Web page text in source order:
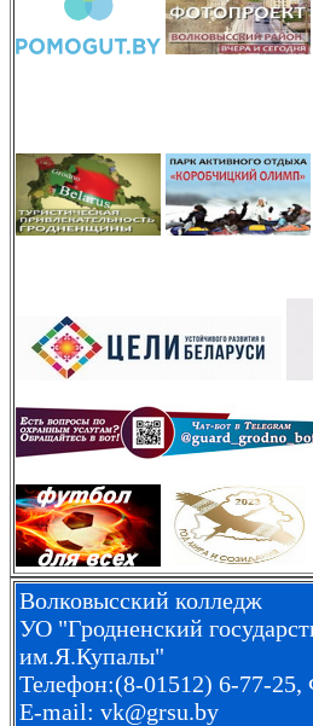
Волковысский колледж
УО "Гродненский
им.Я.Купалы"
Телефон:(8-01512) 6-77-
E-mail: vk@grsu.by